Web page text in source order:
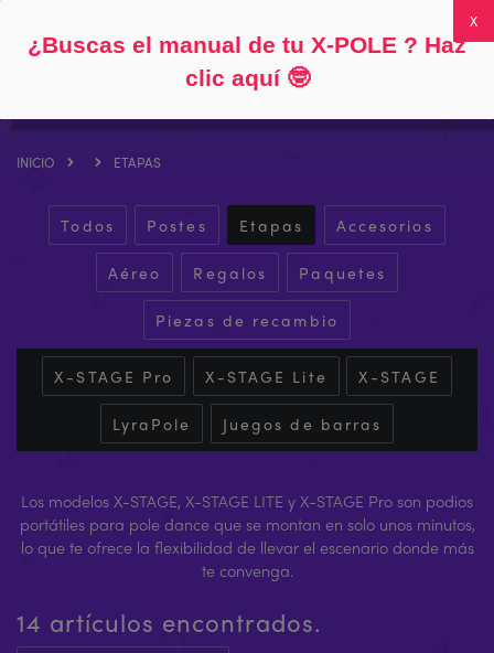
INICIO ETAPAS
Todos Postes Etapas Accesorios
Aéreo Regalos Paquetes
Piezas de recambio
X-STAGE Pro X-STAGE Lite X-STAGE
LyraPole Juegos de barras
Los modelos X-STAGE, X-STAGE LITE y X-STAGE Pro son podios
portátiles para pole dance que se montan en solo unos minutos,
lo que te ofrece la flexibilidad de llevar el escenario donde más
te convenga.
14 artículos encontrados.
¿Buscas el manual de tu X-POLE ? Haz
clic aquí🤓